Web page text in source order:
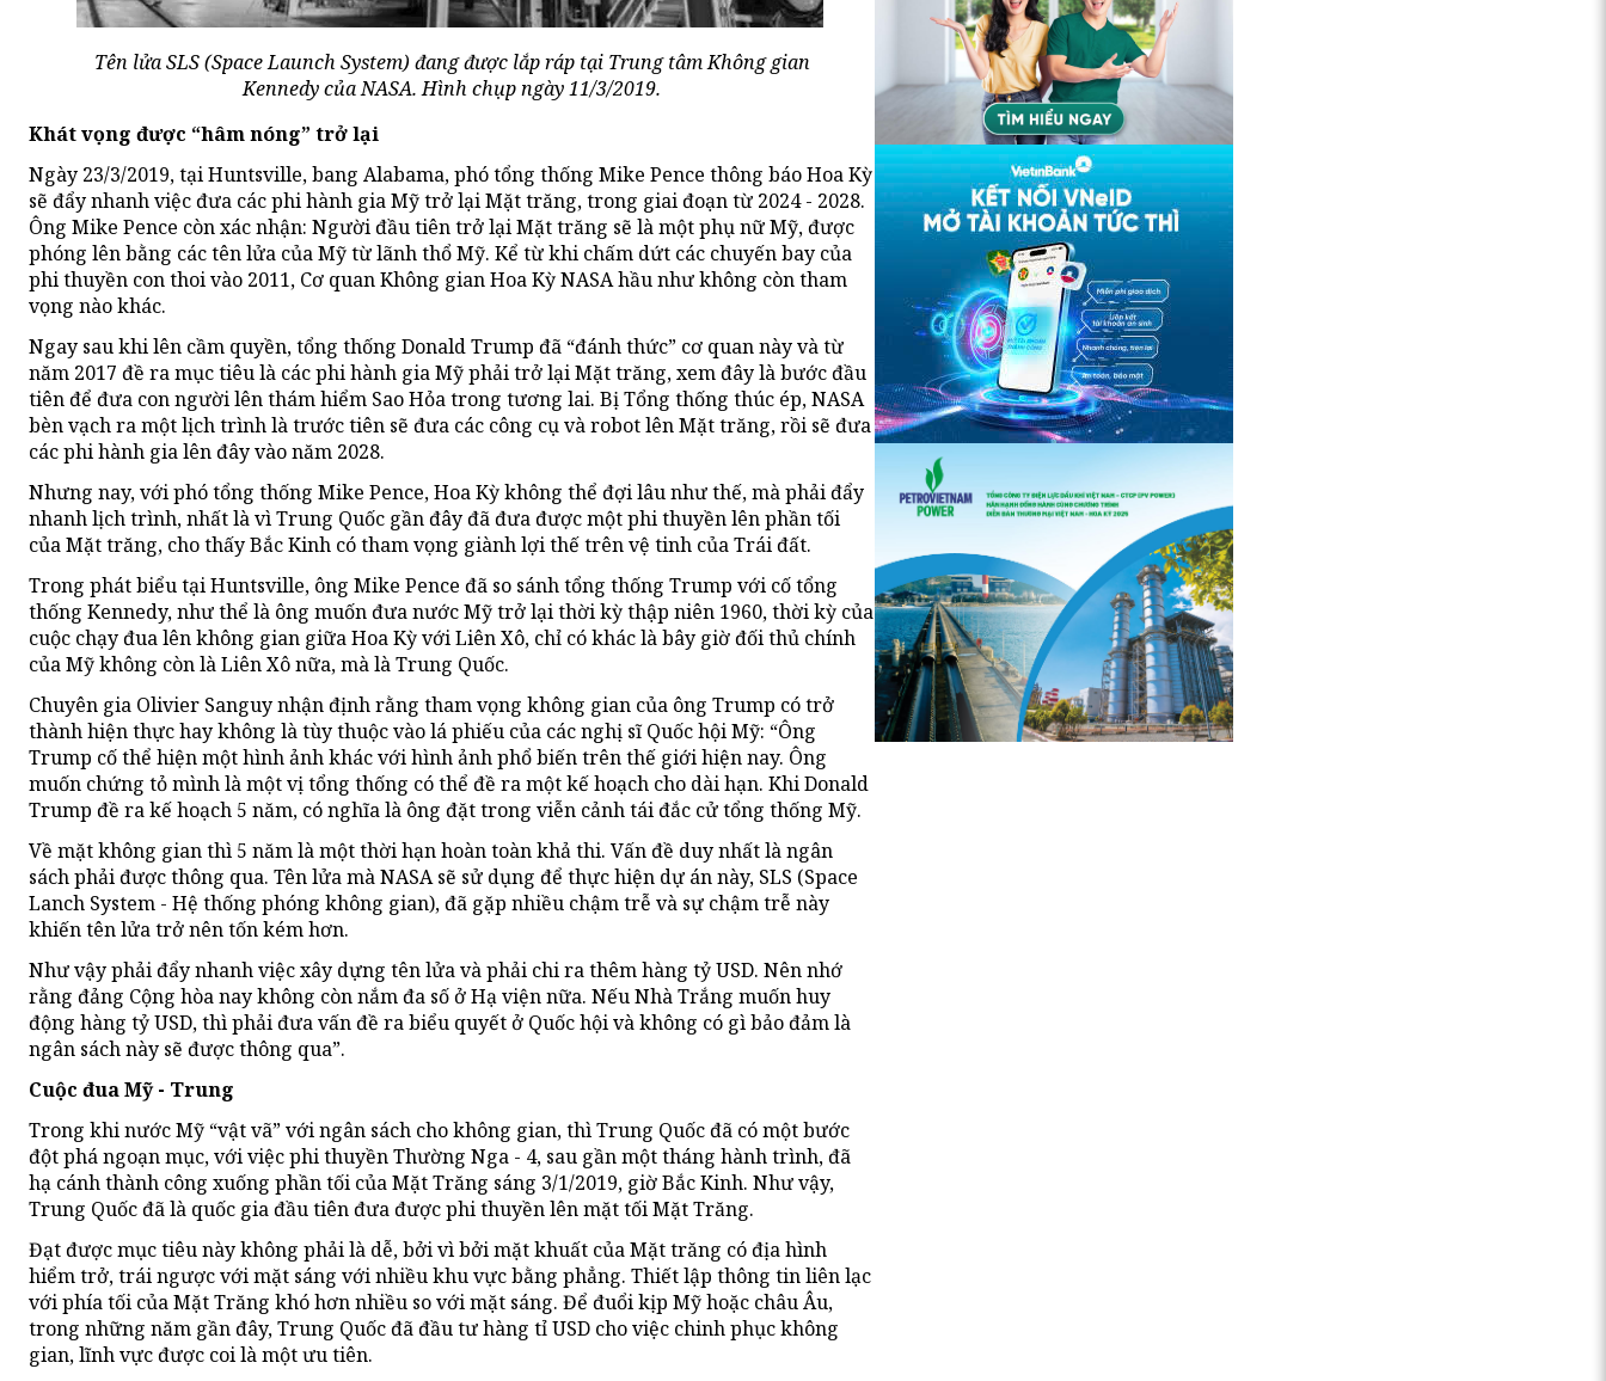
Tên lửa SLS (Space Launch System) đang được lắp ráp tại Trung tâm Không gian
Kennedy của NASA. Hình chụp ngày 11/3/2019.
Khát vọng được “hâm nóng” trở lại
Ngày 23/3/2019, tại Huntsville, bang Alabama, phó tổng thống Mike Pence thông báo Hoa Kỳ
sẽ đẩy nhanh việc đưa các phi hành gia Mỹ trở lại Mặt trăng, trong giai đoạn từ 2024 - 2028.
Ông Mike Pence còn xác nhận: Người đầu tiên trở lại Mặt trăng sẽ là một phụ nữ Mỹ, được
phóng lên bằng các tên lửa của Mỹ từ lãnh thổ Mỹ. Kể từ khi chấm dứt các chuyến bay của
phi thuyền con thoi vào 2011, Cơ quan Không gian Hoa Kỳ NASA hầu như không còn tham
vọng nào khác.
Ngay sau khi lên cầm quyền, tổng thống Donald Trump đã “đánh thức” cơ quan này và từ
năm 2017 đề ra mục tiêu là các phi hành gia Mỹ phải trở lại Mặt trăng, xem đây là bước đầu
tiên để đưa con người lên thám hiểm Sao Hỏa trong tương lai. Bị Tổng thống thúc ép, NASA
bèn vạch ra một lịch trình là trước tiên sẽ đưa các công cụ và robot lên Mặt trăng, rồi sẽ đưa
các phi hành gia lên đây vào năm 2028.
Nhưng nay, với phó tổng thống Mike Pence, Hoa Kỳ không thể đợi lâu như thế, mà phải đẩy
nhanh lịch trình, nhất là vì Trung Quốc gần đây đã đưa được một phi thuyền lên phần tối
của Mặt trăng, cho thấy Bắc Kinh có tham vọng giành lợi thế trên vệ tinh của Trái đất.
Trong phát biểu tại Huntsville, ông Mike Pence đã so sánh tổng thống Trump với cố tổng
thống Kennedy, như thể là ông muốn đưa nước Mỹ trở lại thời kỳ thập niên 1960, thời kỳ của
cuộc chạy đua lên không gian giữa Hoa Kỳ với Liên Xô, chỉ có khác là bây giờ đối thủ chính
của Mỹ không còn là Liên Xô nữa, mà là Trung Quốc.
Chuyên gia Olivier Sanguy nhận định rằng tham vọng không gian của ông Trump có trở
thành hiện thực hay không là tùy thuộc vào lá phiếu của các nghị sĩ Quốc hội Mỹ: “Ông
Trump cố thể hiện một hình ảnh khác với hình ảnh phổ biến trên thế giới hiện nay. Ông
muốn chứng tỏ mình là một vị tổng thống có thể đề ra một kế hoạch cho dài hạn. Khi Donald
Trump đề ra kế hoạch 5 năm, có nghĩa là ông đặt trong viễn cảnh tái đắc cử tổng thống Mỹ.
Về mặt không gian thì 5 năm là một thời hạn hoàn toàn khả thi. Vấn đề duy nhất là ngân
sách phải được thông qua. Tên lửa mà NASA sẽ sử dụng để thực hiện dự án này, SLS (Space
Lanch System - Hệ thống phóng không gian), đã gặp nhiều chậm trễ và sự chậm trễ này
khiến tên lửa trở nên tốn kém hơn.
Như vậy phải đẩy nhanh việc xây dựng tên lửa và phải chi ra thêm hàng tỷ USD. Nên nhớ
rằng đảng Cộng hòa nay không còn nắm đa số ở Hạ viện nữa. Nếu Nhà Trắng muốn huy
động hàng tỷ USD, thì phải đưa vấn đề ra biểu quyết ở Quốc hội và không có gì bảo đảm là
ngân sách này sẽ được thông qua”.
Cuộc đua Mỹ - Trung
Trong khi nước Mỹ “vật vã” với ngân sách cho không gian, thì Trung Quốc đã có một bước
đột phá ngoạn mục, với việc phi thuyền Thường Nga - 4, sau gần một tháng hành trình, đã
hạ cánh thành công xuống phần tối của Mặt Trăng sáng 3/1/2019, giờ Bắc Kinh. Như vậy,
Trung Quốc đã là quốc gia đầu tiên đưa được phi thuyền lên mặt tối Mặt Trăng.
Đạt được mục tiêu này không phải là dễ, bởi vì bởi mặt khuất của Mặt trăng có địa hình
hiểm trở, trái ngược với mặt sáng với nhiều khu vực bằng phẳng. Thiết lập thông tin liên lạc
với phía tối của Mặt Trăng khó hơn nhiều so với mặt sáng. Để đuổi kịp Mỹ hoặc châu Âu,
trong những năm gần đây, Trung Quốc đã đầu tư hàng tỉ USD cho việc chinh phục không
gian, lĩnh vực được coi là một ưu tiên.